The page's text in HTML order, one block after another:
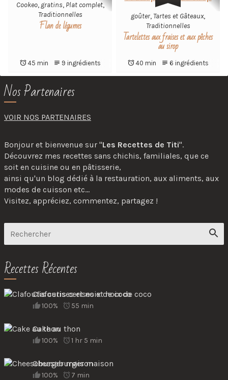
Cookeo,gratins, Plat complet,
Traditionnelles
Flan de légumes
45 min 9 ingrédients
goûter,Tartes et Gâteaux,
Traditionnelles
Tartelettes aux fraises et aux pêches
au sirop
40 min 6 ingrédients
Nos Partenaires
VOIR NOS PARTENAIRES
Bonjour et bienvenue sur "Les Recettes de Titi".
Découvrez mes recettes sans chichis, familiales, que ce
soit en cuisine ou en pâtisserie,
ainsi qu'un blog dédié à la restauration, aux aliments, aux
modes de cuisson etc...
Visitez, appréciez, commentez, partagez !
Recettes Récentes
Clafoutis cerises et noix de coco
100% 55 min
Cake au thon
100% 1 hr 5 min
Cheeseburger maison
100% 7 min